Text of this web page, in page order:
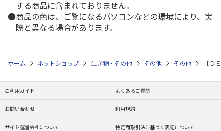
する商品に含まれておりません。
商品の色は、ご覧になるパソコンなどの環境により、実
際と異なる場合があります。
ホーム ネットショップ 生き物・その他 その他 その他 【Ｄ
ご利用ガイド よくあるご質問
お問い合わせ 利用規約
サイト運営会社について 特定商取引法に基づく表記について